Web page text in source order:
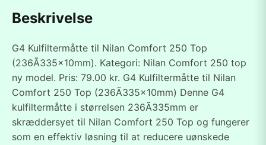
Beskrivelse
G4 Kulfiltermåtte til Nilan Comfort 250 Top
(236Ã335x10mm). Kategori: Nilan Comfort 250 top
ny model. Pris: 79.00 kr. G4 Kulfiltermåtte til Nilan
Comfort 250 Top (236Ã335x10mm) Denne G4
kulfiltermåtte i størrelsen 236Ã335mm er
skræddersyet til Nilan Comfort 250 Top og fungerer
som en effektiv løsning til at reducere uønskede